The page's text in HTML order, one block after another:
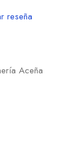
reseña
Aceña